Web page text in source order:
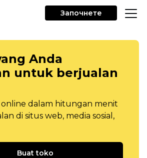
Започнете
Anda
untuk berjualan
dalam hitungan menit
di situs web, media sosial,
Buat toko